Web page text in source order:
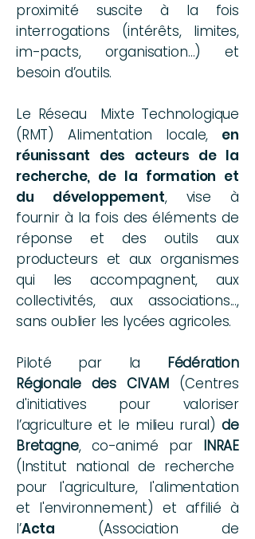
proximité suscite à la fois
interrogations (intérêts, limites,
im-pacts, organisation…) et
besoin d’outils.
Le Réseau Mixte Technologique
(RMT) Alimentation locale, en
réunissant des acteurs de la
recherche, de la formation et
du développement, vise à
fournir à la fois des éléments de
réponse et des outils aux
producteurs et aux organismes
qui les accompagnent, aux
collectivités, aux associations...,
sans oublier les lycées agricoles.
Piloté par la Fédération
Régionale des CIVAM(Centres
d'initiatives pour valoriser
l’agriculture et le milieu rural)de
Bretagne, co-animé par INRAE
(Institut national de recherche
pour l'agriculture, l'alimentation
et l'environnement) et affilié à
l’Acta (Association de